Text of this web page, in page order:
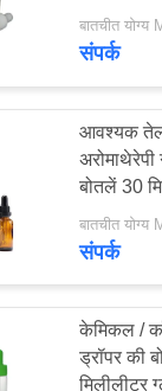
साथ
बातचीत योग्य
संपर्क
आवश्यक
अरोमाथेरेपी
बोतलें 30
बातचीत योग्य
संपर्क
केमिकल /
ड्रॉपर की
मिलीलीटर